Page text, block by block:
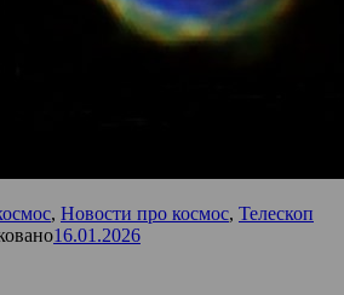
, Новости про космос, Телескоп
16.01.2026